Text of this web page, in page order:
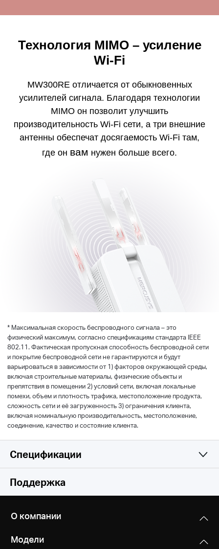
Технология MIMO – усиление
Wi-Fi
MW300RE отличается от обыкновенных
усилителей сигнала. Благодаря технологии
MIMO он позволит улучшить
производительность Wi-Fi сети, а три внешние
антенны обеспечат досягаемость Wi-Fi там,
где он вам нужен больше всего.
* Максимальная скорость беспроводного сигнала – это
физический максимум, согласно спецификациям стандарта IEEE
802.11. Фактическая пропускная способность беспроводной сети
и покрытие беспроводной сети не гарантируются и будут
варьироваться в зависимости от 1) факторов окружающей среды,
включая строительные материалы, физические объекты и
препятствия в помещении 2) условий сети, включая локальные
помехи, объем и плотность трафика, местоположение продукта,
сложность сети и её загруженность 3) ограничения клиента,
включая номинальную производительность, местоположение,
соединение, качество и состояние клиента.
Спецификации
Функции беспроводной сети
IEEE 802.11n/g/b
Диапазон частот (приём и передача)
101 x 75 x 39 мм
Поддержка
О компании
Модели